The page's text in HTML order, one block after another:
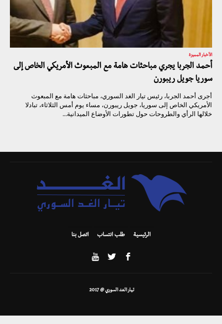
الأخبار المميزة
أحمد الجربا يجري مباحثات هامة مع المبعوث الأمريكي الخاص إلى
سوريا جويل ريبورن
أجرى أحمد الجربا، رئيس تيار الغد السوري، مباحثات هامة مع المبعوث
الأمريكي الخاص إلى سوريا، جويل ريبورن، مساء يوم أمس الثلاثاء، تبادلا
خلالها الرأي والطروحات حول تطورات الأوضاع الميدانية...
الرئيسية طلب انتساب اتصل بنا
تيار الغد السوري @ 2017